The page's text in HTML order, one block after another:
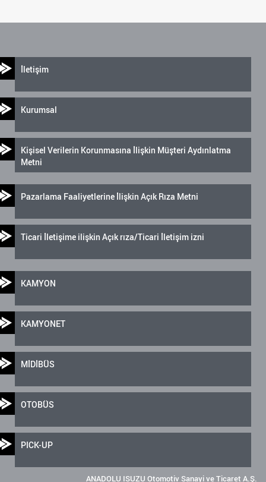
İletişim
Kurumsal
Kişisel Verilerin Korunmasına İlişkin Müşteri Aydınlatma
Metni
Pazarlama Faaliyetlerine İlişkin Açık Rıza Metni
Ticari İletişime ilişkin Açık rıza/Ticari İletişim izni
KAMYON
KAMYONET
MİDİBÜS
OTOBÜS
PICK-UP
ANADOLU ISUZU Otomotiv Sanayi ve Ticaret A.Ş.